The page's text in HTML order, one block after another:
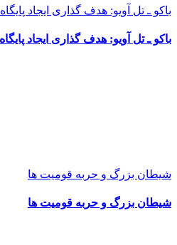
باکو ـ تل آویو: هدف گذاری ایجاد
باکو ـ تل آویو: هدف گذاری ایجاد
شیطان بزرگ و حربه قومیت ها
شیطان بزرگ و حربه قومیت ها